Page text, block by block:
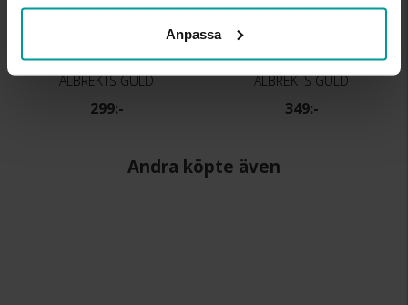
Anpassa
Örhängen i äkta silver
ALBREKTS GULD
299:-
Halsband i äkta silver
ALBREKTS GULD
349:-
Andra köpte även